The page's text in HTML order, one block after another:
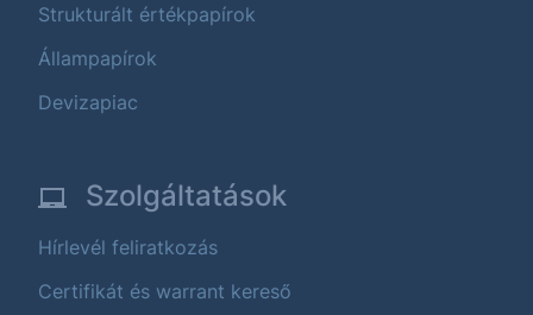
Strukturált értékpapírok
Állampapírok
Devizapiac
Szolgáltatások
Hírlevél feliratkozás
Certifikát és warrant kereső